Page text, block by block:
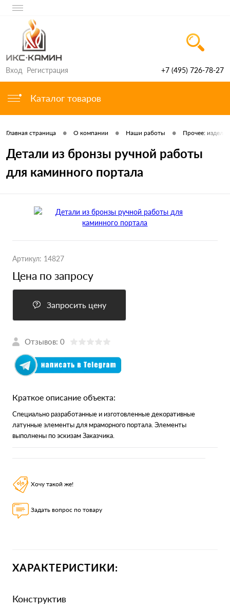
Вход Регистрация +7 (495) 726-78-27
Каталог товаров
Главная страница • О компании • Наши работы • Прочее:
Детали из бронзы ручной работы
для каминного портала
Артикул: 14827
Цена по запросу
Запросить цену
Отзывов: 0
Краткое описание объекта:
Специально разработанные и изготовленные декоративные
латунные элементы для мраморного портала. Элементы
выполнены по эскизам Заказчика.
Хочу такой же!
Задать вопрос по товару
ХАРАКТЕРИСТИКИ:
Конструктив